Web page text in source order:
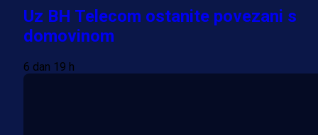
Uz BH Telecom ostanite povezani s
domovinom
6 dan 19 h